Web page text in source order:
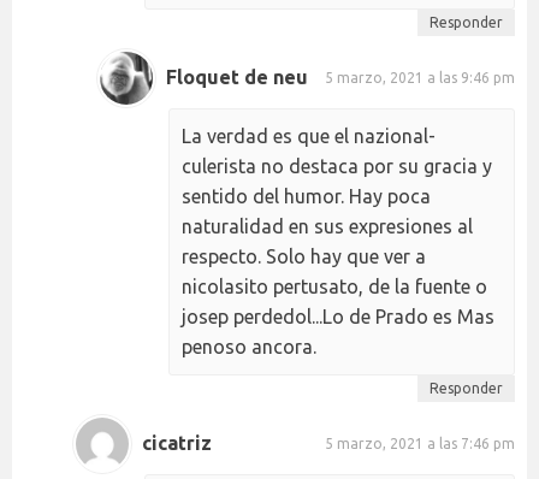
Responder
Floquet de neu 5 marzo, 2021 a las 9:46 pm
La verdad es que el nazional-
culerista no destaca por su gracia y
sentido del humor. Hay poca
naturalidad en sus expresiones al
respecto. Solo hay que ver a
nicolasito pertusato, de la fuente o
josep perdedol...Lo de Prado es Mas
penoso ancora.
Responder
cicatriz 5 marzo, 2021 a las 7:46 pm